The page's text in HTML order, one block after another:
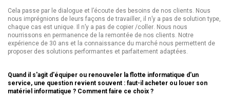
Cela passe par le dialogue et l’écoute des besoins de nos clients. Nous
nous imprégnions de leurs façons de travailler, il n’y a pas de solution type,
chaque cas est unique. Il n’y a pas de copier /coller. Nous nous
nourrissons en permanence de la remontée de nos clients. Notre
expérience de 30 ans et la connaissance du marché nous permettent de
proposer des solutions performantes et parfaitement adaptées.
Quand il s'agit d'équiper ou renouveler la flotte informatique d'un
service, une question revient souvent : faut-il acheter ou louer son
matériel informatique ? Comment faire ce choix ?